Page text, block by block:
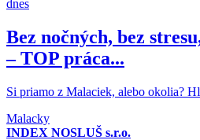
dnes
Bez nočných, bez
– TOP práca...
Si priamo z Malaciek, alebo okolia?
Malacky
INDEX NOSLUŠ s.r.o.